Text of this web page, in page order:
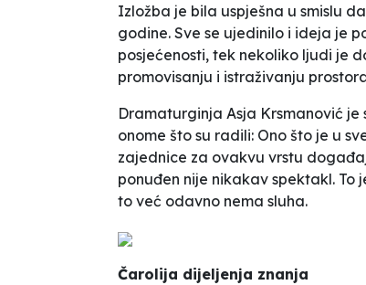
Izložba je bila uspješna u smislu
godine. Sve se ujedinilo i ideja je
posjećenosti, tek nekoliko ljudi je
promovisanju i istraživanju
Dramaturginja Asja Krsmanović
onome što su radili: Ono što je u
zajednice za ovakvu vrstu
ponuđen nije nikakav spektakl.
to već odavno nema sluha.
Čarolija dijeljenja znanja